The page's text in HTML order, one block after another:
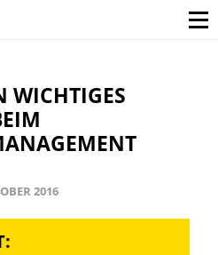
WICHTIGES
2016